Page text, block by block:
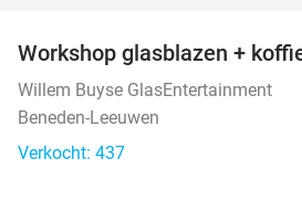
Workshop glasblazen +
Willem Buyse GlasEntertainment
Beneden-Leeuwen
Verkocht: 437